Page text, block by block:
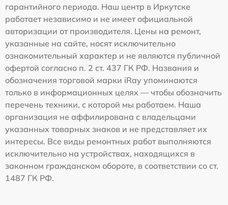
гарантийного периода. Наш центр в Иркутске
работает независимо и не имеет официальной
авторизации от производителя. Цены на ремонт,
указанные на сайте, носят исключительно
ознакомительный характер и не являются публичной
офертой согласно п. 2 ст. 437 ГК РФ. Названия и
обозначения торговой марки iRay упоминаются
только в информационных целях — чтобы обозначить
перечень техники, с которой мы работаем. Наша
организация не аффилирована с владельцами
указанных товарных знаков и не представляет их
интересы. Все виды ремонтных работ выполняются
исключительно на устройствах, находящихся в
законном гражданском обороте, в соответствии со ст.
1487 ГК РФ.